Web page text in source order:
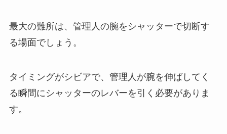
最大の難所は、管理人の腕をシャッターで切断す
る場面でしょう。
タイミングがシビアで、管理人が腕を伸ばしてく
る瞬間にシャッターのレバーを引く必要がありま
す。